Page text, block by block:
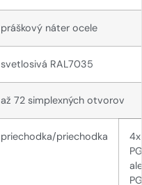
práškový náter ocele
svetlosivá RAL7035
až 72 simplexných otvorov
priechodka/priechodka
4x